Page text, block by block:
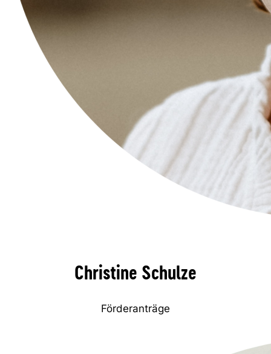
Christine Schulze
Förderanträge